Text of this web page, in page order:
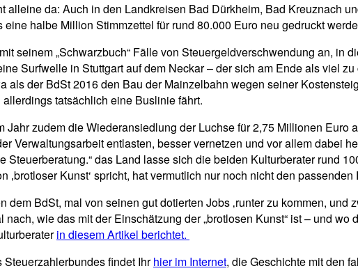
alleine da: Auch in den Landkreisen Bad Dürkheim, Bad Kreuznach
halbe Million Stimmzettel für rund 80.000 Euro neu gedruckt
seinem „Schwarzbuch“ Fälle von Steuergeldverschwendung an, in
Surfwelle in Stuttgart auf dem Neckar – der sich am Ende als viel
als der BdSt 2016 den Bau der Mainzelbahn wegen seiner
tatsächlich eine Buslinie fährt.
zudem die Wiederansiedlung der Luchse für 2,75 Millionen
Verwaltungsarbeit entlasten, besser vernetzen und vor allem dabei
Steuerberatung.“ das Land lasse sich die beiden Kulturberater rund
‚brotloser Kunst‘ spricht, hat vermutlich nur noch nicht den passenden
dem BdSt, mal von seinen gut dotierten Jobs ‚runter zu kommen,
wie das mit der Einschätzung der „brotlosen Kunst“ ist – und
in diesem Artikel berichtet.
findet Ihrhier im Internet, die Geschichte mit den